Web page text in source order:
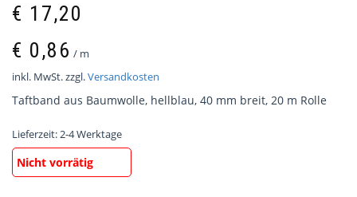
€ 17,20
€ 0,86 / m
inkl. MwSt.zzgl.Versandkosten
Taftband aus Baumwolle, hellblau, 40 mm breit, 20 m Rolle
Lieferzeit:2-4 Werktage
Nicht vorrätig